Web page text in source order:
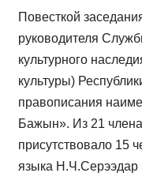
Повесткой
руководителя
культурного
культуры)
правописания
Бажын». Из 21
присутствовало 15
языка Н.Ч.Серээдар